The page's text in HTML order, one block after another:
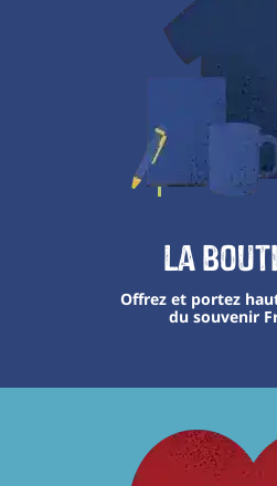
La
Offrez et portez
du souvenir